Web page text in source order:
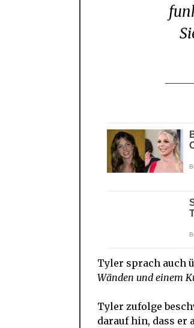
Tyler sprach auch
Wänden und einem
Tyler zufolge
darauf hin, dass er